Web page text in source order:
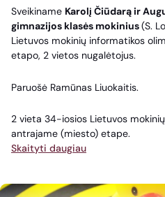
Sveikiname Karolį Čiūdarą ir
gimnazijos klasės mokinius(S.
Lietuvos mokinių informatikos
etapo, 2 vietos nugalėtojus.
Paruošė Ramūnas Liuokaitis.
2 vieta 34-iosios Lietuvos
antrajame (miesto) etape.
Skaityti daugiau